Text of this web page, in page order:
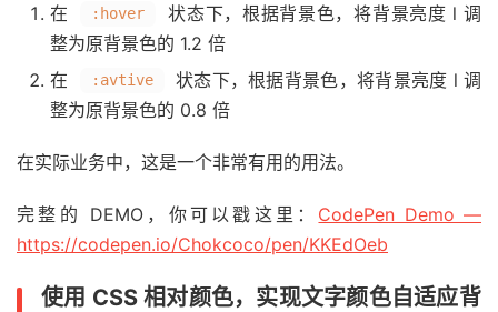
在 :hover
状态下，根据背景色，将背景亮度 l 调
整为原背景色的 1.2 倍
在
:avtive
状态下，根据背景色，将背景亮度 l 调
整为原背景色的 0.8 倍
在实际业务中，这是一个非常有用的用法。
完整的 DEMO，你可以戳这里： CodePen Demo —
https://codepen.io/Chokcoco/pen/KKEdOeb
使用 CSS 相对颜色，实现文字颜色自适应背